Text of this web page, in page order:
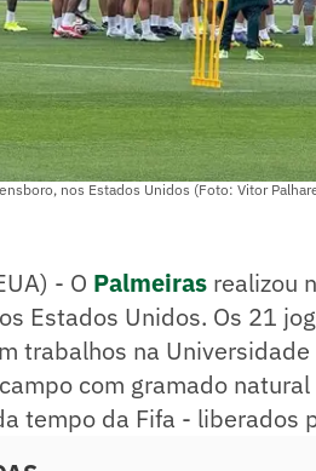
nos Estados Unidos (Foto: Vitor
- O Palmeiras realizou
Estados Unidos. Os 21
trabalhos na
com gramado
tempo da Fifa - liberados